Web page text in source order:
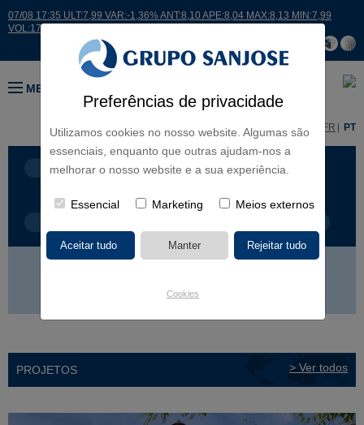
Preferências de privacidade
Utilizamos cookies no nosso website. Algumas são
essenciais, enquanto que outras ajudam-nos a
melhorar o nosso website e a sua experiência.
Essencial Marketing Meios externos
Cookies
07/08 17:35 ULT:7,99 VAR:-1,36% ANT:8,10 APE:8,04 MAX:8,13 MIN:7,99
VOL:17664
MENU
EN FR PT
LINHAS DE NEGÓCIO CONTINENTES
PROJETOS > Ver todos